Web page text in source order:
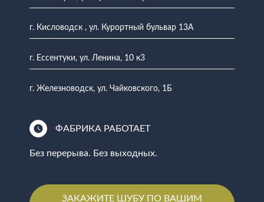
г. Кисловодск , ул. Курортный бульвар 13А
г. Ессентуки, ул. Ленина, 10 к3
г. Железноводск, ул. Чайковского, 1Б
ФАБРИКА РАБОТАЕТ
Без перерыва. Без выходных.
ЗАКАЖИТЕ ШУБУ ПО ВАШИМ